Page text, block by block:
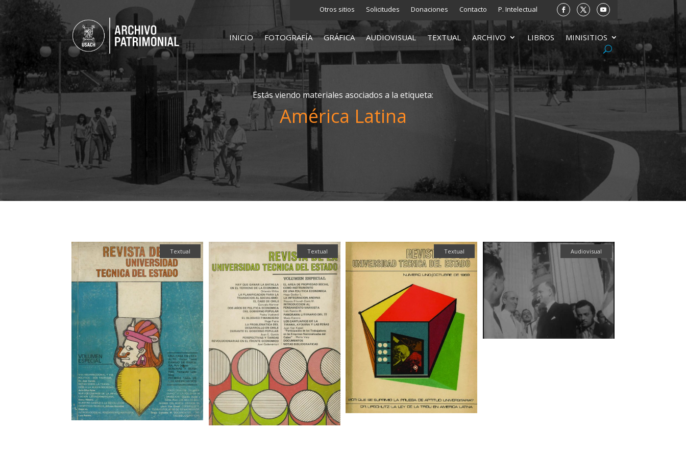
Otros sitios Solicitudes Donaciones Contacto P. Intelectual
INICIO FOTOGRAFÍA GRÁFICA AUDIOVISUAL TEXTUAL ARCHIVO LIBROS MINISITIOS
Estás viendo materiales asociados a la etiqueta:
América Latina
Textual Textual Textual Audiovisual